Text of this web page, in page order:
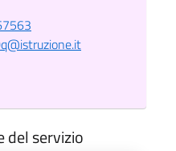
del servizio